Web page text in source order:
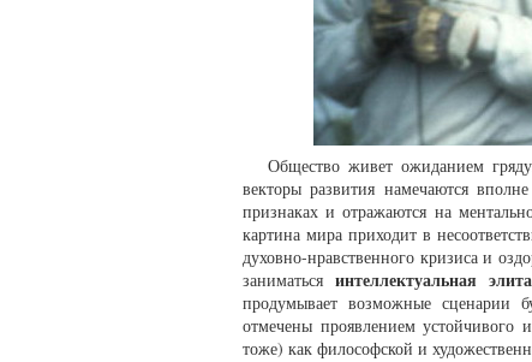
Общество живет ожиданием
векторы развития намечаются
признаках и отражаются на
картина мира приходит в
духовно-нравственного кризиса и
заниматься интеллектуальная
продумывает возможные сценарии
отмечены проявлением устойчивого
тоже) как философской и